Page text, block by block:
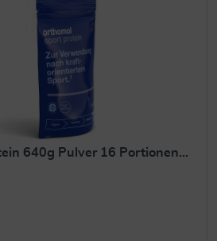
640g Pulver 16 Portionen...